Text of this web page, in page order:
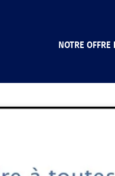
NOTRE OFFRE